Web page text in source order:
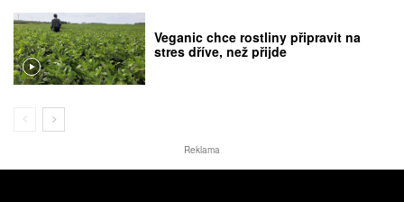
Veganic chce rostliny připravit na
stres dříve, než přijde
Reklama